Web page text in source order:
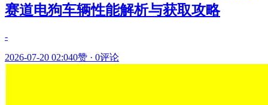
赛道电狗车辆性能解析与获取攻略
-
2026-07-20 02:040赞 · 0评论